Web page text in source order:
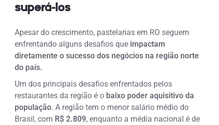
superá-los
Apesar do crescimento, pastelarias em RO seguem
enfrentando alguns desafios que impactam
diretamente o sucesso dos negócios na região norte
do país.
Um dos principais desafios enfrentados pelos
restaurantes da região é o baixo poder aquisitivo da
população. A região tem o menor salário médio do
Brasil, com R$ 2.809, enquanto a média nacional é de